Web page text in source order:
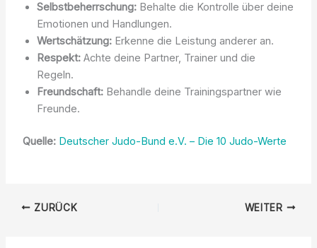
Selbstbeherrschung:Behalte die Kontrolle über deine
Emotionen und Handlungen.
Wertschätzung:Erkenne die Leistung anderer an.
Respekt:Achte deine Partner, Trainer und die
Regeln.
Freundschaft:Behandle deine Trainingspartner wie
Freunde.
Quelle: Deutscher Judo-Bund e.V. – Die 10 Judo-Werte
ZURÜCK WEITER